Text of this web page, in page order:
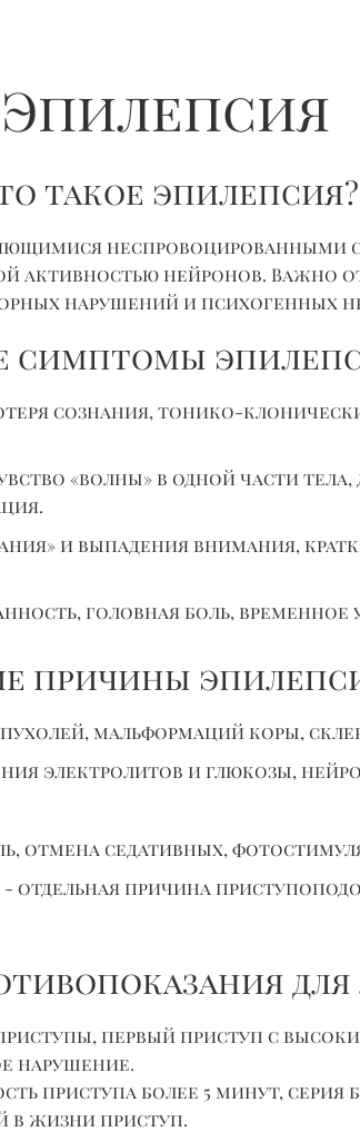
Эпилепсия
такое эпилепсия?
активностью нейронов. Важно
нарушений и психогенных
симптомы
сознания, тонико-
«волны» в одной части
и выпадения внимания,
головная боль, временное
причины
мальформаций коры,
электролитов и глюкозы,
отмена седативных,
причина
первый приступ с
нарушение.
приступа более 5 минут, серия
в жизни приступ.